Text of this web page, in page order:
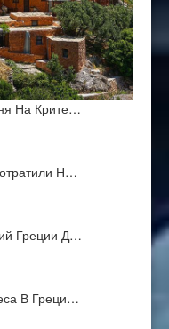
На Крите…
Н…
Греции Д…
В Греци…